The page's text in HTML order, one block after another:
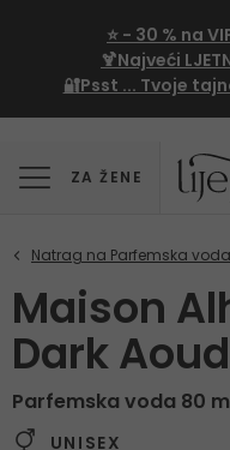
⭐ - 30 % na
🍹Najveći
🔐Psst ... Tvoje
ZA ŽENE
Maison
Dark Aoud
Parfemska voda 80
UNISEX